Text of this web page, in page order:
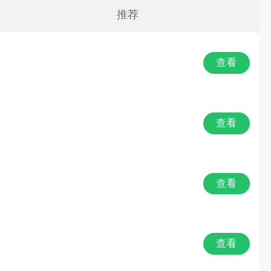
推荐
查看
查看
查看
查看